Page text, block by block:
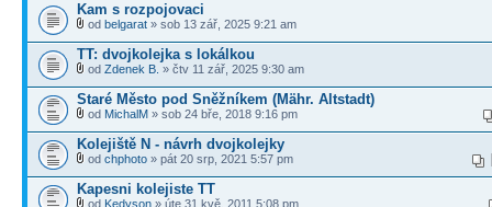
Kam s rozpojovaci
od belgarat » sob 13 zář, 2025 9:21 am
TT: dvojkolejka s lokálkou
od Zdenek B. » čtv 11 zář, 2025 9:30 am
Staré Město pod Sněžníkem (Mähr. Altstadt)
od MichalM » sob 24 bře, 2018 9:16 pm
Kolejiště N - návrh dvojkolejky
od chphoto » pát 20 srp, 2021 5:57 pm
Kapesni kolejiste TT
od Kedyson » úte 31 kvě, 2011 5:08 pm